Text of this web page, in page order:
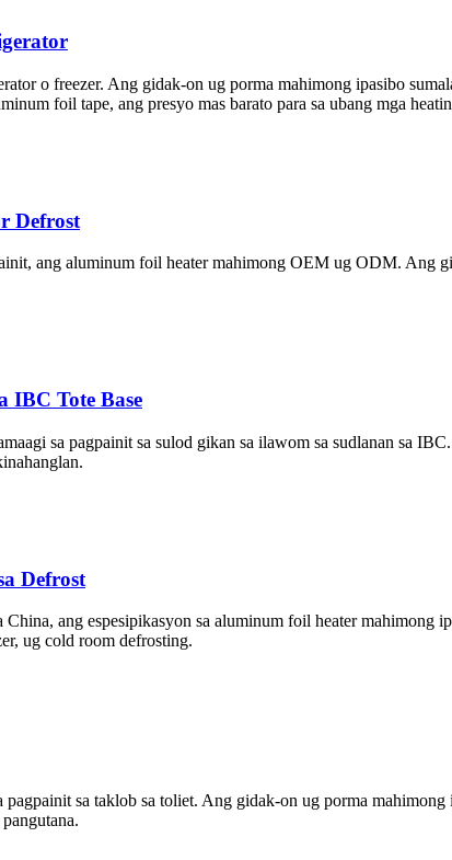
o freezer. Ang gidak-on ug porma mahimong ipasibo
foil tape, ang presyo mas barato para sa ubang mga
Defrost
ang aluminum foil heater mahimong OEM ug ODM. Ang
IBC Tote Base
sa pagpainit sa sulod gikan sa ilawom sa sudlanan sa
Defrost
ang espesipikasyon sa aluminum foil heater mahimong
ug cold room defrosting.
sa taklob sa toliet. Ang gidak-on ug porma